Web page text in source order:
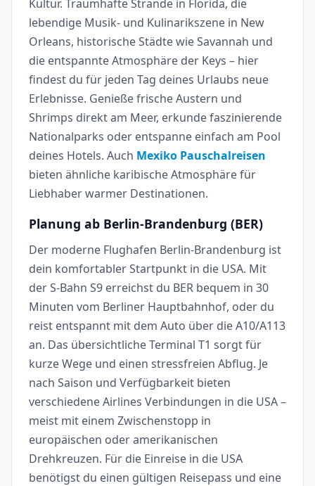
Kultur. Traumhafte Strände in Florida, die
lebendige Musik- und Kulinarikszene in New
Orleans, historische Städte wie Savannah und
die entspannte Atmosphäre der Keys – hier
findest du für jeden Tag deines Urlaubs neue
Erlebnisse. Genieße frische Austern und
Shrimps direkt am Meer, erkunde faszinierende
Nationalparks oder entspanne einfach am Pool
deines Hotels. Auch Mexiko Pauschalreisen
bieten ähnliche karibische Atmosphäre für
Liebhaber warmer Destinationen.
Planung ab Berlin-Brandenburg (BER)
Der moderne Flughafen Berlin-Brandenburg ist
dein komfortabler Startpunkt in die USA. Mit
der S-Bahn S9 erreichst du BER bequem in 30
Minuten vom Berliner Hauptbahnhof, oder du
reist entspannt mit dem Auto über die A10/A113
an. Das übersichtliche Terminal T1 sorgt für
kurze Wege und einen stressfreien Abflug. Je
nach Saison und Verfügbarkeit bieten
verschiedene Airlines Verbindungen in die USA –
meist mit einem Zwischenstopp in
europäischen oder amerikanischen
Drehkreuzen. Für die Einreise in die USA
benötigst du einen gültigen Reisepass und eine